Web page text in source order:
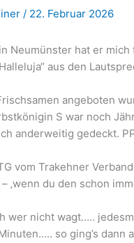
/ 22. Februar 2026
Neumünster hat er
aus den
angeboten
S war noch
anderweitig gedeckt.
vom Trakehner
‚wenn du den schon
wer nicht wagt…..
so ging’s